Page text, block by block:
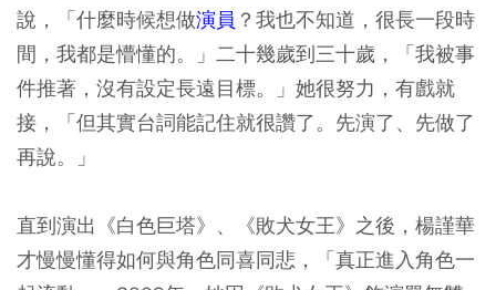
說，「什麼時候想做演員 ？我也不知道，很長一段時
間，我都是懵懂的。」二十幾歲到三十歲，「我被事
件推著，沒有設定長遠目標。」她很努力，有戲就
接，「但其實台詞能記住就很讚了。先演了、先做了
再說。」
直到演出《白色巨塔》、《敗犬女王》之後，楊謹華
才慢慢懂得如何與角色同喜同悲，「真正進入角色一